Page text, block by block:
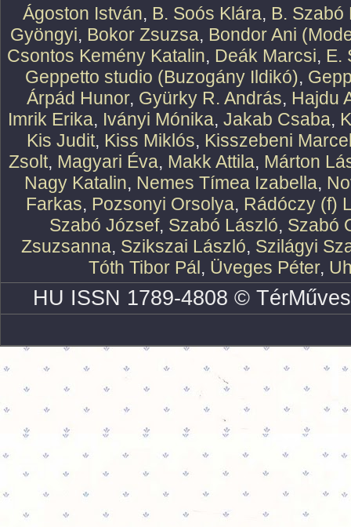
Ágoston István, B. Soós Klára, B. Szabó
Gyöngyi, Bokor Zsuzsa, Bondor Ani
Csontos Kemény Katalin, Deák Marcsi, E.
Geppetto studio (Buzogány Ildikó),
Árpád Hunor, Gyürky R. András, Hajdu
Imrik Erika, Iványi Mónika, Jakab Csaba,
Kis Judit, Kiss Miklós, Kisszebeni
Zsolt, Magyari Éva, Makk Attila, Márton
Nagy Katalin, Nemes Tímea Izabella,
Farkas, Pozsonyi Orsolya, Rádóczy (f)
Szabó József, Szabó László, Szabó
Zsuzsanna, Szikszai László, Szilágyi
Tóth Tibor Pál, Üveges Péter,
HU ISSN 1789-4808 ©